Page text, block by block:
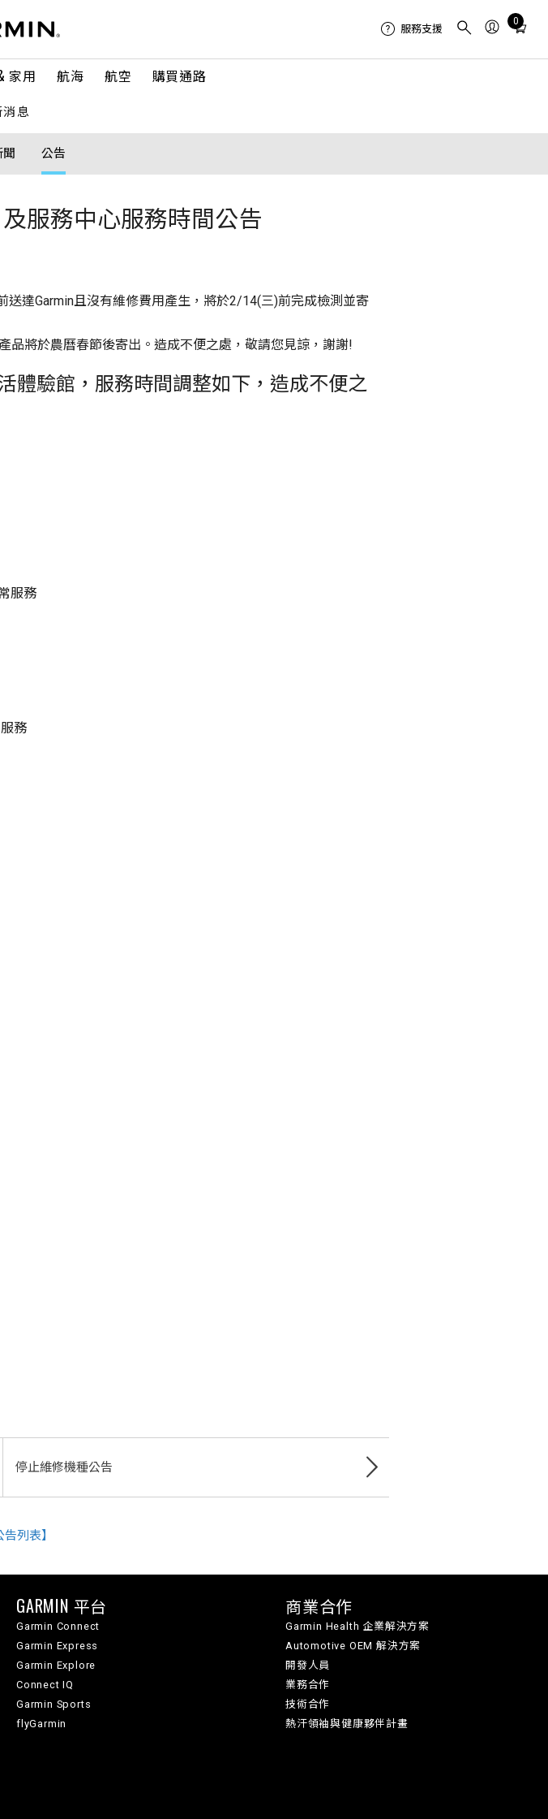
家用 航海 航空 購買通路
服務支援
0
Total
in
消息
聞 公告
服務中心服務時間公告
達Garmin且沒有維修費用產生，將於2/14(三)前完成檢測並寄
品將於農曆春節後寄出。造成不便之處，敬請您見諒，謝謝!
體驗館，服務時間調整如下，造成不便之
服務
務
停止維修機種公告
列表】
GARMIN 平台
Garmin Connect
Garmin Express
Garmin Explore
Connect IQ
Garmin Sports
flyGarmin
商業合作
Garmin Health 企業解決方案
Automotive OEM 解決方案
開發人員
業務合作
技術合作
熱汗領袖與健康夥伴計畫